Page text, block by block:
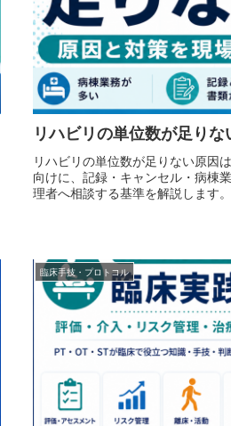
リハビリの単位数が足り
リハビリの単位数が足りない原因
向けに、記録・キャンセル・病棟
理者へ相談する基準を解説します
臨床手技・プロトコル